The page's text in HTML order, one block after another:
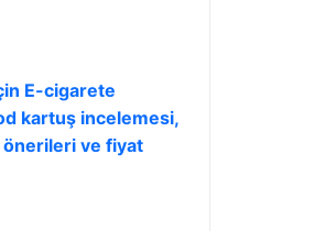
E-cigarete
kartuş incelemesi,
ve fiyat